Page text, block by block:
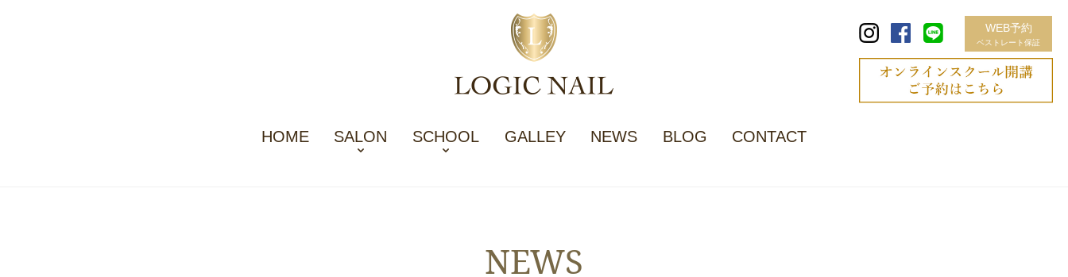
HOME SALON SCHOOL GALLEY NEWS BLOG CONTACT
WEB予約
ベストレート保証
NEWS